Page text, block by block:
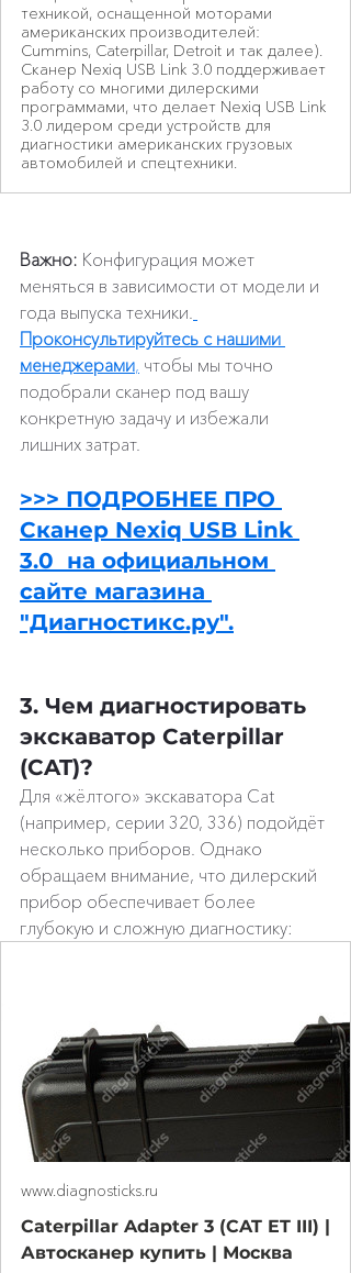
техникой, оснащенной моторами
американских производителей:
Cummins, Caterpillar, Detroit и так далее).
Сканер Nexiq USB Link 3.0 поддерживает
работу со многими дилерскими
программами, что делает Nexiq USB Link
3.0 лидером среди устройств для
диагностики американских грузовых
автомобилей и спецтехники.
Важно: Конфигурация может
меняться в зависимости от модели и
года выпуска техники.
Проконсультируйтесь с нашими
менеджерами, чтобы мы точно
подобрали сканер под вашу
конкретную задачу и избежали
лишних затрат.
>>> ПОДРОБНЕЕ ПРО
Сканер Nexiq USB Link
3.0  на официальном
сайте магазина
"Диагностикс.ру".
3. Чем диагностировать
экскаватор Caterpillar
(CAT)?
Для «жёлтого» экскаватора Cat
(например, серии 320, 336) подойдёт
несколько приборов. Однако
обращаем внимание, что дилерский
прибор обеспечивает более
глубокую и сложную диагностику:
www.diagnosticks.ru
Caterpillar Adapter 3 (CAT ET III) |
Автосканер купить | Москва